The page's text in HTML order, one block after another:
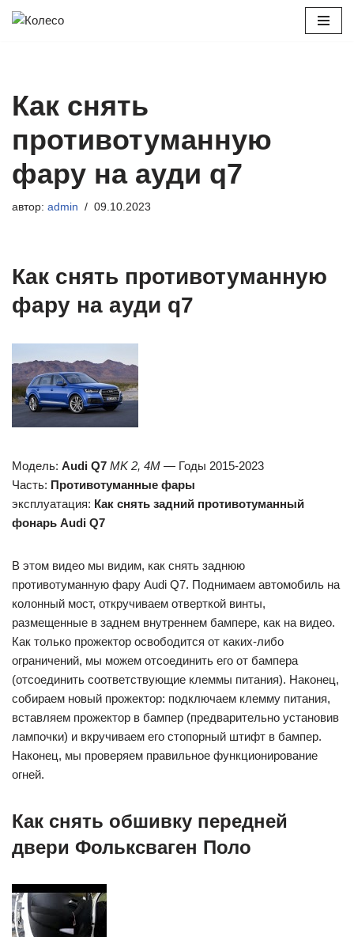
Как снять
противотуманную
фару на ауди q7
автор: admin 09.10.2023
Как снять противотуманную
фару на ауди q7
Модель: Audi Q7 MK 2, 4M — Годы 2015-2023
Часть: Противотуманные фары
эксплуатация: Как снять задний противотуманный
фонарь Audi Q7
В этом видео мы видим, как снять заднюю
противотуманную фару Audi Q7. Поднимаем автомобиль на
колонный мост, откручиваем отверткой винты,
размещенные в заднем внутреннем бампере, как на видео.
Как только прожектор освободится от каких-либо
ограничений, мы можем отсоединить его от бампера
(отсоединить соответствующие клеммы питания). Наконец,
собираем новый прожектор: подключаем клемму питания,
вставляем прожектор в бампер (предварительно установив
лампочки) и вкручиваем его стопорный штифт в бампер.
Наконец, мы проверяем правильное функционирование
огней.
Как снять обшивку передней
двери Фольксваген Поло